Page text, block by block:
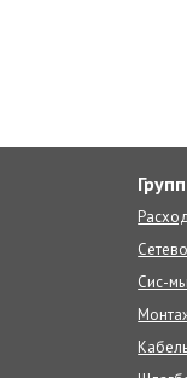
Сис-